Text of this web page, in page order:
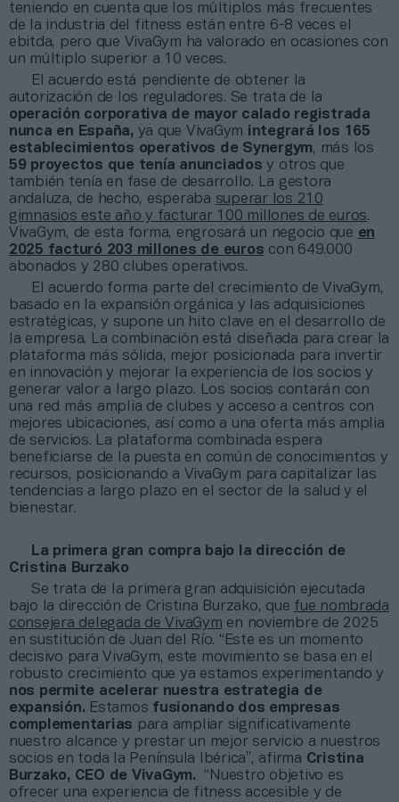
teniendo en cuenta que los múltiplos más frecuentes
de la industria del fitness están entre 6-8 veces el
ebitda, pero que VivaGym ha valorado en ocasiones con
un múltiplo superior a 10 veces.
El acuerdo está pendiente de obtener la
autorización de los reguladores. Se trata de la
operación corporativa de mayor calado registrada
nunca en España, ya que VivaGym integrará los 165
establecimientos operativos de Synergym, más los
59 proyectos que tenía anunciadosy otros que
también tenía en fase de desarrollo. La gestora
andaluza, de hecho, esperaba superar los 210
gimnasios este año y facturar 100 millones de euros.
VivaGym, de esta forma, engrosará un negocio que en
2025 facturó 203 millones de euros con 649.000
abonados y 280 clubes operativos.
El acuerdo forma parte del crecimiento de VivaGym,
basado en la expansión orgánica y las adquisiciones
estratégicas, y supone un hito clave en el desarrollo de
la empresa. La combinación está diseñada para crear la
plataforma más sólida, mejor posicionada para invertir
en innovación y mejorar la experiencia de los socios y
generar valor a largo plazo. Los socios contarán con
una red más amplia de clubes y acceso a centros con
mejores ubicaciones, así como a una oferta más amplia
de servicios. La plataforma combinada espera
beneficiarse de la puesta en común de conocimientos y
recursos, posicionando a VivaGym para capitalizar las
tendencias a largo plazo en el sector de la salud y el
bienestar.
La primera gran compra bajo la dirección de
Cristina Burzako
Se trata de la primera gran adquisición ejecutada
bajo la dirección de Cristina Burzako, que fue nombrada
consejera delegada de VivaGym en noviembre de 2025
en sustitución de Juan del Río. “Este es un momento
decisivo para VivaGym, este movimiento se basa en el
robusto crecimiento que ya estamos experimentando y
nos permite acelerar nuestra estrategia de
expansión. Estamos fusionando dos empresas
complementarias para ampliar significativamente
nuestro alcance y prestar un mejor servicio a nuestros
socios en toda la Península Ibérica”, afirma Cristina
Burzako, CEO de VivaGym. “Nuestro objetivo es
ofrecer una experiencia de fitness accesible y de